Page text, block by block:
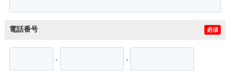
電話番号 必須
- -